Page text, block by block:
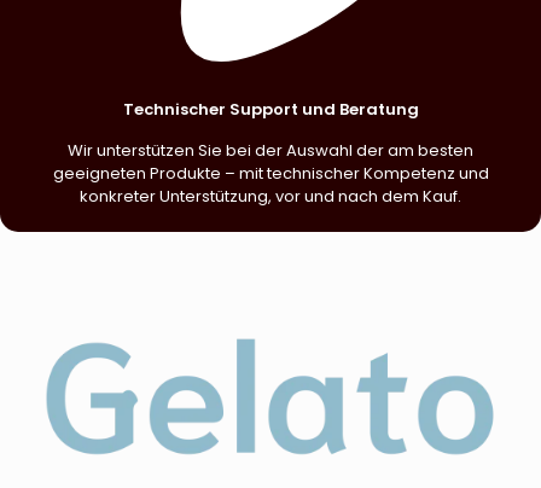
Technischer Support und Beratung
Wir unterstützen Sie bei der Auswahl der am besten
geeigneten Produkte – mit technischer Kompetenz und
konkreter Unterstützung, vor und nach dem Kauf.